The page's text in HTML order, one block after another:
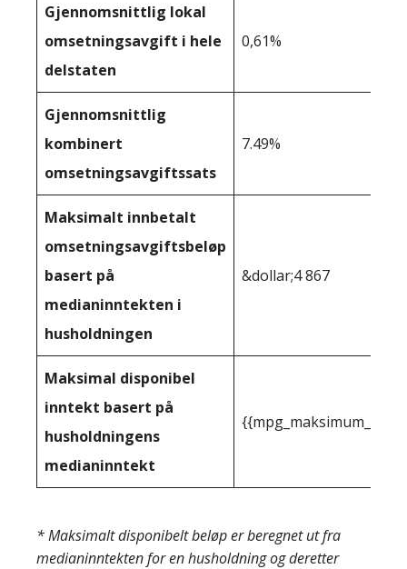
Gjennomsnittlig lokal
omsetningsavgift i hele
delstaten
0,61%
Gjennomsnittlig
kombinert
omsetningsavgiftssats
7.49%
Maksimalt innbetalt
omsetningsavgiftsbeløp
basert på
medianinntekten i
husholdningen
&dollar;4 867
Maksimal disponibel
inntekt basert på
husholdningens
medianinntekt
* Maksimalt disponibelt beløp er beregnet ut fra
medianinntekten for en husholdning og deretter